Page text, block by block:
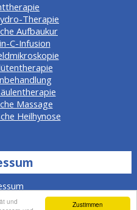
Zustimmen
und
Therapie
Aufbaukur
C-Infusion
Massage
Heilhynose